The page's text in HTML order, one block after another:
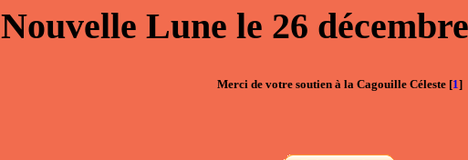
Nouvelle Lune le 26
Merci de votre soutien à la Cagouille Céleste[1]